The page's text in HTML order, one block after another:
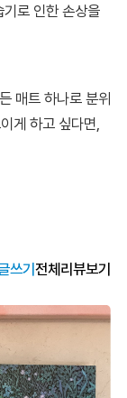
로 인한 손상을
매트 하나로 분위
게 하고 싶다면,
쓰기전체리뷰보기